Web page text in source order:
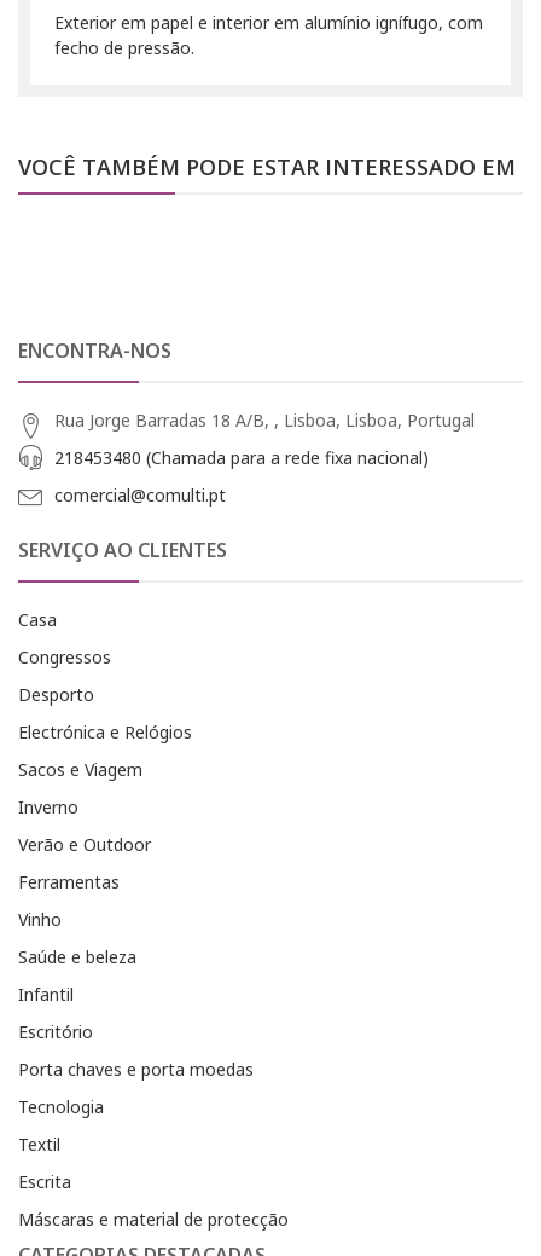
Exterior em papel e interior em alumínio ignífugo, com
fecho de pressão.
VOCÊ TAMBÉM PODE ESTAR INTERESSADO EM
ENCONTRA-NOS
Rua Jorge Barradas 18 A/B, , Lisboa, Lisboa, Portugal
218453480 (Chamada para a rede fixa nacional)
comercial@comulti.pt
SERVIÇO AO CLIENTES
Casa
Congressos
Desporto
Electrónica e Relógios
Sacos e Viagem
Inverno
Verão e Outdoor
Ferramentas
Vinho
Saúde e beleza
Infantil
Escritório
Porta chaves e porta moedas
Tecnologia
Textil
Escrita
Máscaras e material de protecção